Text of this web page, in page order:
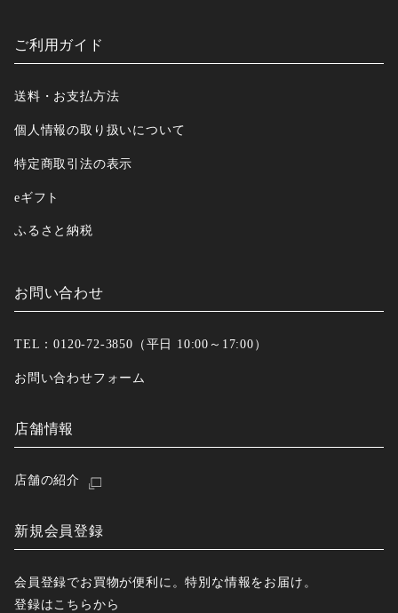
ご利用ガイド
送料・お支払方法
個人情報の取り扱いについて
特定商取引法の表示
eギフト
ふるさと納税
お問い合わせ
TEL：0120-72-3850（平日 10:00～17:00）
お問い合わせフォーム
店舗情報
店舗の紹介
新規会員登録
会員登録でお買物が便利に。特別な情報をお届け。
登録はこちらから